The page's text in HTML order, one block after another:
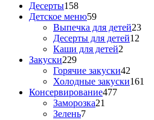
Десерты158
Детское меню59
Выпечка для детей23
Десерты для детей12
Каши для детей2
Закуски229
Горячие закуски42
Холодные закуски161
Консервирование477
Заморозка21
Зелень7